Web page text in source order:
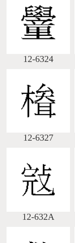
12-6324
12-6327
12-632A